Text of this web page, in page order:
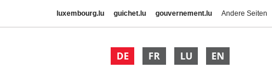
luxembourg.lu guichet.lu gouvernement.lu Andere Seiten
DE FR LU EN